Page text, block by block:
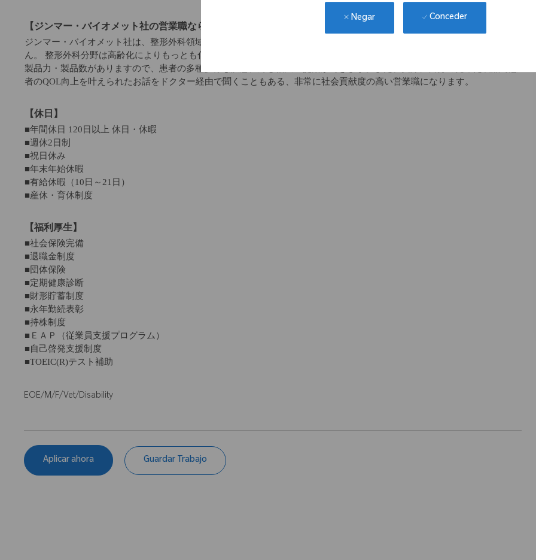
Negar Conceder
【ジンマー・バイオメット社の営業職ならではの魅力】
ジンマー・バイオメット社は、整形外科領域ではトップクラスの会社で、整形のドクターで知らない人はほとんどいませ
ん。 整形外科分野は高齢化によりもっとも伸びる市場の一つです。
製品力・製品数がありますので、患者の多種多様な疾患に対し幅広い提案ができます。また、実際に自分の売った製品で患
者のQOL向上を叶えられたお話をドクター経由で聞くこともある、非常に社会貢献度の高い営業職になります。
【休日】
■年間休日 120日以上 休日・休暇
■週休2日制
■祝日休み
■年末年始休暇
■有給休暇（10日～21日）
■産休・育休制度
【福利厚生】
■社会保険完備
■退職金制度
■団体保険
■定期健康診断
■財形貯蓄制度
■永年勤続表彰
■持株制度
■ＥＡＰ（従業員支援プログラム）
■自己啓発支援制度
■TOEIC(R)テスト補助
EOE/M/F/Vet/Disability
Aplicar ahora Guardar Trabajo